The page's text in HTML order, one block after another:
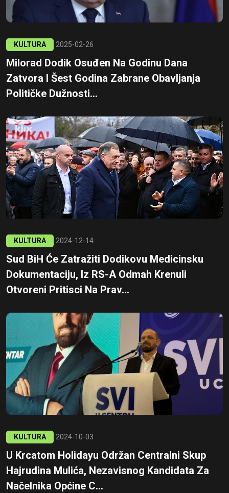
KULTURA 2025-02-26
Milorad Dodik Osuđen Na Godinu Dana
Zatvora I Šest Godina Zabrane Obavljanja
Političke Dužnosti...
KULTURA 2024-12-14
Sud BiH Će Zatražiti Dodikovu Medicinsku
Dokumentaciju, Iz RS-A Odmah Krenuli
Otvoreni Pritisci Na Prav...
KULTURA 2024-10-03
U Krcatom Holidayu Održan Centralni Skup
Hajrudina Mulića, Nezavisnog Kandidata Za
Načelnika Općine C...